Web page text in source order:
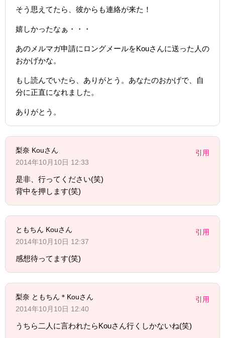
そう思えてたら、彼からも連絡が来た！
嬉しかったなぁ・・・
あのメルマガ申請にロングメールをKouさんに送った人の
おかげかな。
もし読んでいたら、ありがとう。あなたのおかげで、自
分に正直になれました。
ありがとう。
梨奈 Kouさん
2014年10月10日 12:33
引用
是非、行ってください(笑)
背中を押します(笑)
ともちん Kouさん
2014年10月10日 12:37
引用
感想待ってます(笑)
梨奈 ともちん＊Kouさん
2014年10月10日 12:40
引用
うちら二人に言われたらKouさん行くしかないね(笑)